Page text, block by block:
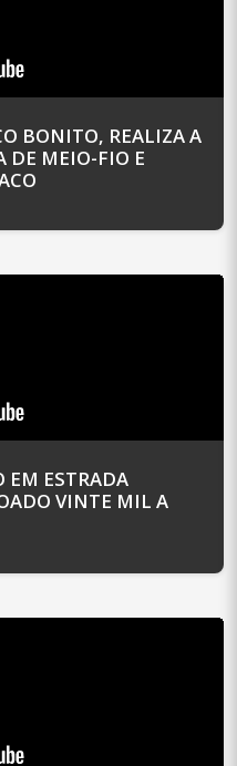
BONITO, REALIZA A
DE MEIO-FIO E
EM ESTRADA
VINTE MIL A